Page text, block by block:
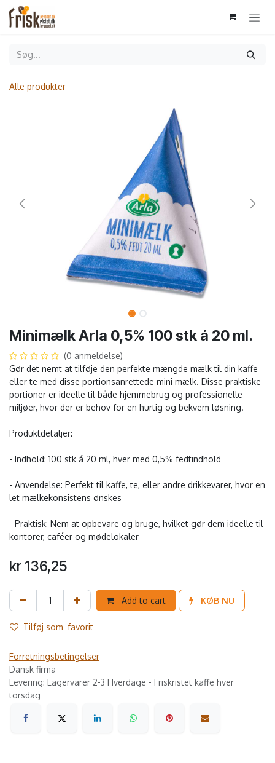
Gå til indhold
Alle produkter
Minimælk Arla 0,5% 100 stk á 20 ml.
(0 anmeldelse)
Gør det nemt at tilføje den perfekte mængde mælk til din kaffe
eller te med disse portionsanrettede mini mælk. Disse praktiske
portioner er ideelle til både hjemmebrug og professionelle
miljøer, hvor der er behov for en hurtig og bekvem løsning.
Produktdetaljer:
- Indhold: 100 stk á 20 ml, hver med 0,5% fedtindhold
- Anvendelse: Perfekt til kaffe, te, eller andre drikkevarer, hvor en
let mælkekonsistens ønskes
- Praktisk: Nem at opbevare og bruge, hvilket gør dem ideelle til
kontorer, caféer og mødelokaler
kr 136,25
Add to cart KØB NU
Tilføj som_favorit
Forretningsbetingelser
Dansk firma
Levering: Lagervarer 2-3 Hverdage - Friskristet kaffe hver
torsdag